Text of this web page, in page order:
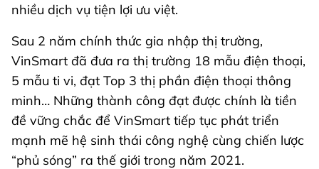
nhiều dịch vụ tiện lợi ưu việt.
Sau 2 năm chính thức gia nhập thị trường,
VinSmart đã đưa ra thị trường 18 mẫu điện thoại,
5 mẫu ti vi, đạt Top 3 thị phần điện thoại thông
minh… Những thành công đạt được chính là tiền
đề vững chắc để VinSmart tiếp tục phát triển
mạnh mẽ hệ sinh thái công nghệ cùng chiến lược
“phủ sóng” ra thế giới trong năm 2021.